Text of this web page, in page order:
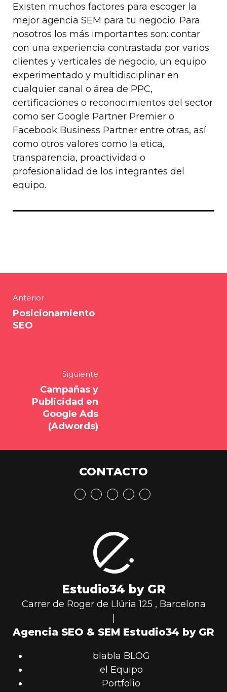
Existen muchos factores para escoger la
mejor agencia SEM para tu negocio. Para
nosotros los más importantes son: contar
con una experiencia contrastada por varios
clientes y verticales de negocio, un equipo
experimentado y multidisciplinar en
cualquier canal o área de PPC,
certificaciones o reconocimientos del sector
como ser Google Partner Premier o
Facebook Business Partner entre otras, así
como otros valores como la etica,
transparencia, proactividad o
profesionalidad de los integrantes del
equipo.
Anterior
Posicionamiento
SEO
Siguiente
Campañas y
Publicidad en
Google Ads
(Adwords)
CONTACTO
Estudio34 by GR
Carrer de Roger de Llúria 125 , Barcelona
Agencia SEO & SEM Estudio34 by GR
blabla BLOG
el Equipo
Portfolio